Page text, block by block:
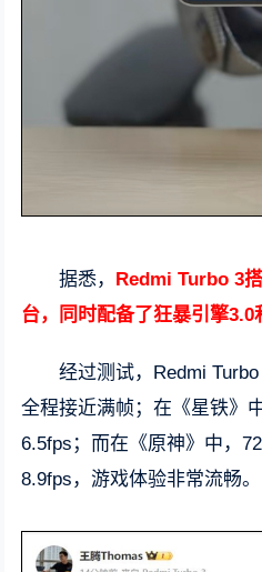
据悉， Redmi Turbo 3
台，同时配备了狂暴引擎3.0
经过测试，Redmi
全程接近满帧；在《星铁》
6.5fps；而在《原神》中，
8.9fps，游戏体验非常流畅。